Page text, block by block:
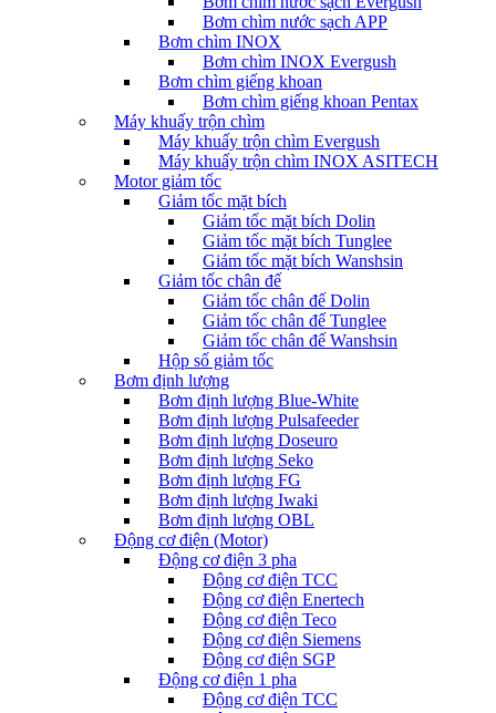
Bơm chìm nước sạch APP
Bơm chìm INOX
Bơm chìm INOX Evergush
Bơm chìm giếng khoan
Bơm chìm giếng khoan Pentax
Máy khuấy trộn chìm
Máy khuấy trộn chìm Evergush
Máy khuấy trộn chìm INOX ASITECH
Motor giảm tốc
Giảm tốc mặt bích
Giảm tốc mặt bích Dolin
Giảm tốc mặt bích Tunglee
Giảm tốc mặt bích Wanshsin
Giảm tốc chân đế
Giảm tốc chân đế Dolin
Giảm tốc chân đế Tunglee
Giảm tốc chân đế Wanshsin
Hộp số giảm tốc
Bơm định lượng
Bơm định lượng Blue-White
Bơm định lượng Pulsafeeder
Bơm định lượng Doseuro
Bơm định lượng Seko
Bơm định lượng FG
Bơm định lượng Iwaki
Bơm định lượng OBL
Động cơ điện (Motor)
Động cơ điện 3 pha
Động cơ điện TCC
Động cơ điện Enertech
Động cơ điện Teco
Động cơ điện Siemens
Động cơ điện SGP
Động cơ điện 1 pha
Động cơ điện TCC